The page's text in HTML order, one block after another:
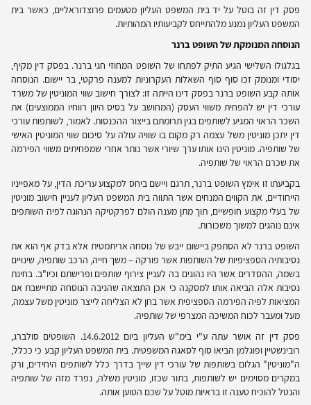
פסק דין זה בוטל על יד בית המשפט העליון מטעמים פרוצדוראליים, כאשר בית
המשפט העליון נמנע מלהתייחס לקביעותיו המהותיות.
הנוסחה המנומקת של השופט ברנר
בגלגולו השלישי הגיע התיק לפתחו של השופט המחוזי חגי ברנר. בפסק דין מקיף,
יסודי ומנומק זכו סוף סוף השאלות העקרוניות למענה פרקטי, בר יישום. הנוסחה
אותה קבע השופט ברנר בפסק דינו הייתה זו: לצורך חישוב שווי המוניטין של משרד
עורכי דין יש להפחית משווי העסק (המחושב על בסיס היוון רווחיו הממוצעים) את
השכר הראוי המגיע לשותפים בגין תרומתם בייצור ההכנסות. לאמור, לשותפות עורכי
דין יתכן מוניטין משל עצמה רק מקום בו שוויה עולה על סיכום שווי המוניטין האישי
של שותפיה. מוניטין הינו אותו ערך שיורי אשר נותר אחרי שמפחיתים משווי הפירמה
את שכרם הראוי של שותפיה.
בקביעתו זו אימץ השופט ברנר, תרגם ויישם ביחס למקצוע עריכת הדין, על מאפייניו
הייחודיים, את הקווים המנחים אשר התווה בית המשפט העליון לעניין חישוב מוניטין
של בעלי מקצוע חופשיים, תוך מתן מענה הולם לפרקטיקה הנהוגה לפיה השותפים
אינם נוהגים למשוך משכורות.
השופט ברנר לא הסתפק ביישום ייבש של נוסחה אריתמטית אלא בדק אף הוא את
נסיבותיה הספציפיות של השותפות אשר פורקה – משך חייה, הרכב שותפיה, שינויים
בשמה, ההסדרים אשר היו נהוגים בה לעניין צירוף שותפים ופרישתם וכיו"ב. בחינת
נסיבות אלה הביאה אותו למסקנה כי אכן התוצאה שהניבה הנוסחה מתיישבת אם
המציאות לפיה הפירמה הספציפית אשר בחן לא הצליחה לייצר מוניטין משל עצמה,
מעל ומעבר לכוח המשיכה המצרפי של שותפיה.
פסק דין זה אושר עתה ע"י בימ"ש העליון ביום 14.6.2012. השופטים סולברג,
רובינשטיין ופוגלמן הביאו סוף לסאגה המשפטית. בית המשפט העליון קבע כי ככלל,
ה"מוניטין" הגלום בשותפות של עורכי דין שייך בדרך כלל לשותפים היחידים, ורק
במקרים מסוימים יש לשותפות, בתור שכזו, מוניטין משלה, נפרד מזה של שותפיה
והנטל להוכיח טענה זו בראיות מוטל על שכם הטוען אותה.